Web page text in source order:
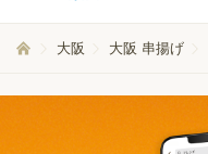
大阪 大阪 串揚げ